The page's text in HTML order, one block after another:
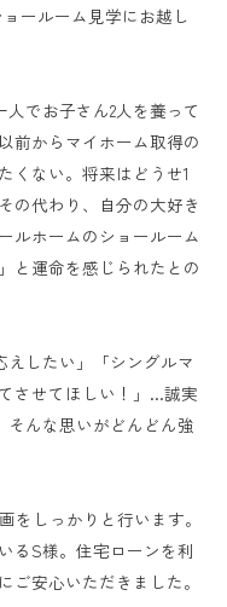
ールーム見学にお越し
でお子さん2人を養って
前からマイホーム取得の
くない。将来はどうせ1
の代わり、自分の大好き
ルホームのショールーム
と運命を感じられたとの
したい」「シングルマ
させてほしい！」…誠実
そんな思いがどんどん強
をしっかりと行います。
るS様。住宅ローンを利
ご安心いただきました。